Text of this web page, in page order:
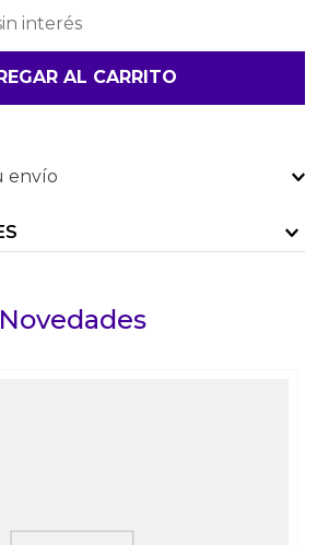
interés
AL CARRITO
envío
Novedades